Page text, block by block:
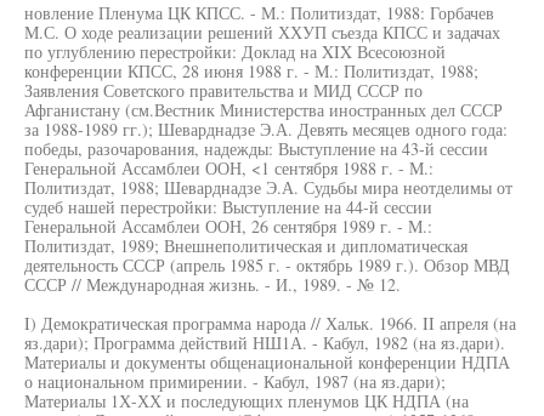
новление Пленума ЦК КПСС. - М.: Политиздат, 1988: Горбачев
М.С. О ходе реализации решений ХХУП съезда КПСС и задачах
по углублению перестройки: Доклад на XIX Всесоюзной
конференции КПСС, 28 июня 1988 г. - М.: Политиздат, 1988;
Заявления Советского правительства и МИД СССР по
Афганистану (см.Вестник Министерства иностранных дел СССР
за 1988-1989 гг.); Шеварднадзе Э.А. Девять месяцев одного года:
победы, разочарования, надежды: Выступление на 43-й сессии
Генеральной Ассамблеи ООН, <1 сентября 1988 г. - М.:
Политиздат, 1988; Шеварднадзе Э.А. Судьбы мира неотделимы от
судеб нашей перестройки: Выступление на 44-й сессии
Генеральной Ассамблеи ООН, 26 сентября 1989 г. - М.:
Политиздат, 1989; Внешнеполитическая и дипломатическая
деятельность СССР (апрель 1985 г. - октябрь 1989 г.). Обзор МВД
СССР // Международная жизнь. - И., 1989. - № 12.
I) Демократическая программа народа // Хальк. 1966. II апреля (на
яз.дари); Программа действий НШ1А. - Кабул, 1982 (на яз.дари).
Материалы и документы общенациональной конференции НДПА
о национальном примирении. - Кабул, 1987 (на яз.дари);
Материалы 1Х-ХХ и последующих пленумов ЦК НДПА (на